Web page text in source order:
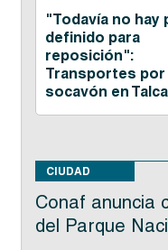
"Todavía no hay
definido para
reposición":
Transportes por
socavón en
CIUDAD
Conaf anuncia
del Parque